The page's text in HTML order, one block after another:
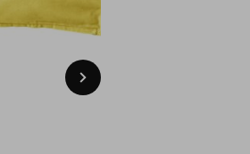
Next